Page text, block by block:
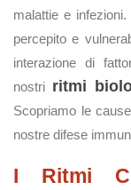
malattie e
percepito e
interazione di
nostri ritmi
Scopriamo le
nostre difese
I Ritmi